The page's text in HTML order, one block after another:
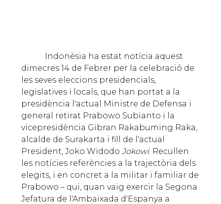
Indonèsia ha estat notícia aquest
dimecres 14 de Febrer per la celebració de
les seves eleccions presidencials,
legislatives i locals, que han portat a la
presidència l'actual Ministre de Defensa i
general retirat Prabowo Subianto i la
vicepresidència Gibran Rakabuming Raka,
alcalde de Surakarta i fill de l'actual
President, Joko Widodo Jokowi. Recullen
les notícies referències a la trajectòria dels
elegits, i en concret a la militar i familiar de
Prabowo – qui, quan vaig exercir la Segona
Jefatura de l'Ambaixada d'Espanya a